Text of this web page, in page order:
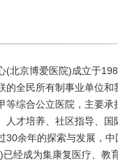
京博爱医院)成立于
的全民所有制事业单位和
等综合公立医院，主要承
人才培养、社区指导、国
30余年的探索与发展，中
经成为集康复医疗、教